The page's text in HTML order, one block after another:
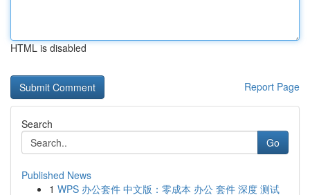
HTML is disabled
Report Page
Search
Go
Published News
1 WPS 办公套件 中文版：零成本 办公 套件 深度 测试